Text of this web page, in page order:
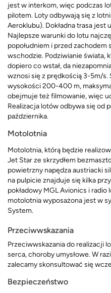
jest w interkom, więc podczas
pilotem. Loty odbywają się z
Aeroklubu). Dokładna trasa jest
Najlepsze warunki do lotu
popołudniem i przed zachodem
wschodzie. Podziwianie świata,
dopiero co wstał, da
wznosi się z prędkością 3-5m/s.
wysokości 200-400 m,
obejmuje też filmowanie, więc
Realizacja lotów odbywa się od
października.
Motolotnia
Motolotnia, którą będzie
Jet Star ze skrzydłem
powietrzny napędza austriacki
na pulpicie znajduje się kilka
pokładowy MGL Avionics i
motolotnia wyposażona jest w
System.
Przeciwwskazania
Przeciwwskazania do realizacji
serca, choroby umysłowe. W
zalecamy skonsultować się
Bezpieczeństwo